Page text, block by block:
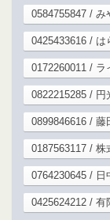
0584755847 / み
0425433616 / は
0172260011 / ラ
0822215285 / 円
0899846616 /
0187563117 / 株
0764230645 / 日
0425624212 / 有